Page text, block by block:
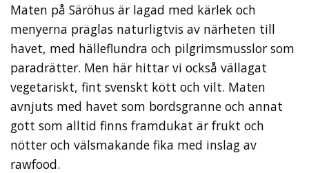
Maten på Säröhus är lagad med kärlek och
menyerna präglas naturligtvis av närheten till
havet, med hälleflundra och pilgrimsmusslor som
paradrätter. Men här hittar vi också vällagat
vegetariskt, fint svenskt kött och vilt. Maten
avnjuts med havet som bordsgranne och annat
gott som alltid finns framdukat är frukt och
nötter och välsmakande fika med inslag av
rawfood.